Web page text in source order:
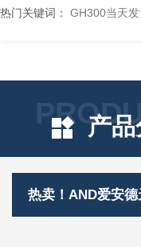
热门关键词： GH300当天
产
热卖！AND爱安德